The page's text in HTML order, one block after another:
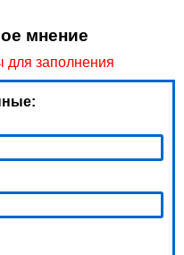
мнение
для заполнения